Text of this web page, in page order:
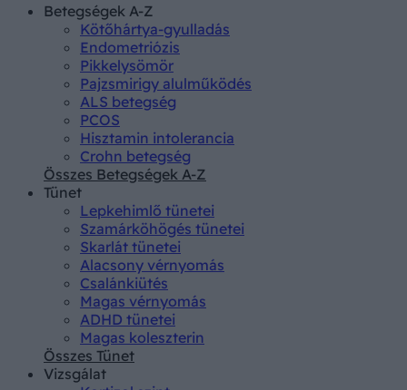
Betegségek A-Z
Kötőhártya-gyulladás
Endometriózis
Pikkelysömör
Pajzsmirigy alulműködés
ALS betegség
PCOS
Hisztamin intolerancia
Crohn betegség
Összes Betegségek A-Z
Tünet
Lepkehimlő tünetei
Szamárköhögés tünetei
Skarlát tünetei
Alacsony vérnyomás
Csalánkiütés
Magas vérnyomás
ADHD tünetei
Magas koleszterin
Összes Tünet
Vizsgálat